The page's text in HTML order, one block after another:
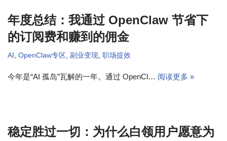
年度总结：我通过 OpenClaw 节省下
的订阅费和赚到的佣金
AI , OpenClaw专区 , 副业变现, 职场提效
今年是“AI 孤岛”瓦解的一年。通过 OpenCl… 阅读更多 »
稳定胜过一切：为什么白领用户愿意为